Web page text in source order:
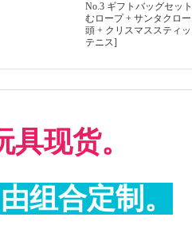
No.3 ギフトバッグセッ
むロープ + サンタクロ
頭 + クリスマススティ
テニス]